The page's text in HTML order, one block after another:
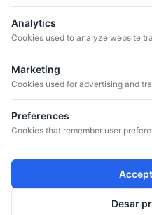
CATÀLEG
CELLERS
BLOG
+34 934 807 041
info@iguazuvinos.com
Av. de la Riera, 11, Nave 1,
Analytics
Cookies used to analyze website
Marketing
Cookies used for advertising and
Preferences
Cookies that remember user
Desar